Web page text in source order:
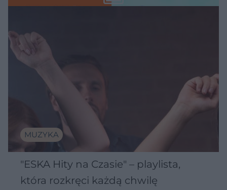
MUZYKA
"ESKA Hity na Czasie" – playlista,
która rozkręci każdą chwilę